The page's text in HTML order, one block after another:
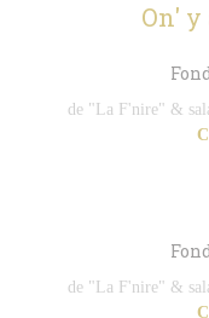
On'
de "La F'nire" &
de "La F'nire" &